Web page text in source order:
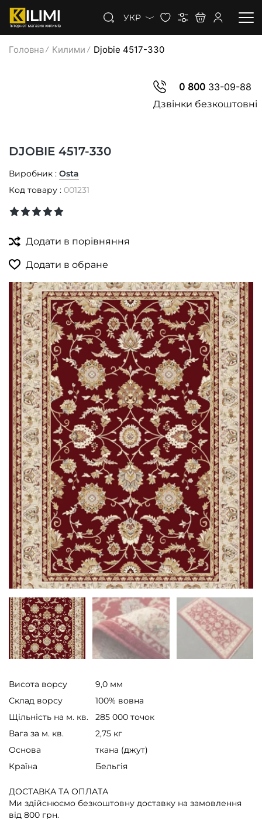
УКР
Головна Килими Djobie 4517-330
0 80033-09-88
Дзвінки безкоштовні
DJOBIE 4517-330
Виробник : Osta
Код товару : 001231
Додати в порівняння
Додати в обране
Висота ворсу
9,0 мм
Склад ворсу
100% вовна
Щільність на м. кв.
285 000 точок
Вага за м. кв.
2,75 кг
Основа
ткана (джут)
Країна
Бельгія
ДОСТАВКА ТА ОПЛАТА
Ми здійснюємо безкоштовну доставку на замовлення
від 800 грн.